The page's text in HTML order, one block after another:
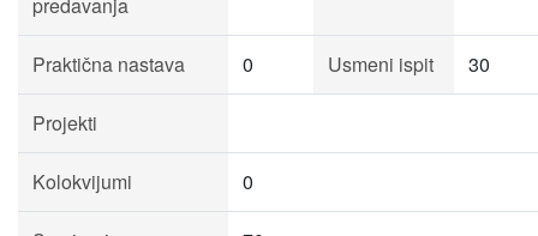
Praktična nastava 0 Usmeni ispit 30
Projekti
Kolokvijumi 0